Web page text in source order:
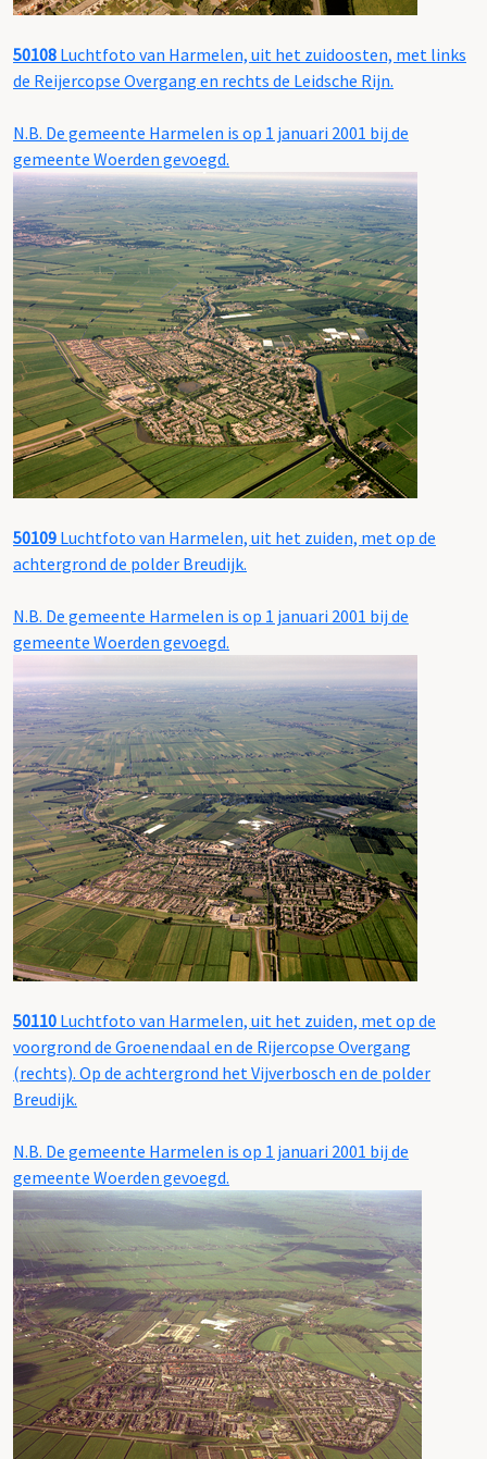
50108 Luchtfoto van Harmelen, uit het zuidoosten, met links
de Reijercopse Overgang en rechts de Leidsche Rijn.
N.B. De gemeente Harmelen is op 1 januari 2001 bij de
gemeente Woerden gevoegd.
50109 Luchtfoto van Harmelen, uit het zuiden, met op de
achtergrond de polder Breudijk.
N.B. De gemeente Harmelen is op 1 januari 2001 bij de
gemeente Woerden gevoegd.
50110 Luchtfoto van Harmelen, uit het zuiden, met op de
voorgrond de Groenendaal en de Rijercopse Overgang
(rechts). Op de achtergrond het Vijverbosch en de polder
Breudijk.
N.B. De gemeente Harmelen is op 1 januari 2001 bij de
gemeente Woerden gevoegd.